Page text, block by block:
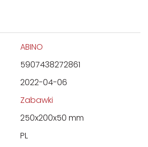
ABINO
5907438272861
2022-04-06
Zabawki
250x200x50 mm
PL